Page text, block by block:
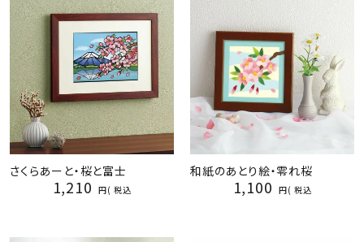
さくらあーと・桜と富士
1,210 税込
和紙のあとり絵・零れ桜
1,100 税込